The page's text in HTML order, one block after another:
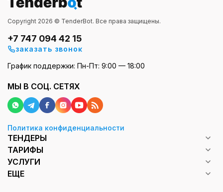
Copyright 2026 © TenderBot. Все права защищены.
+7 747 094 42 15
заказать звонок
График поддержки: Пн-Пт: 9:00 — 18:00
МЫ В СОЦ. СЕТЯХ
Политика конфиденциальности
ТЕНДЕРЫ
ТАРИФЫ
УСЛУГИ
ЕЩЕ